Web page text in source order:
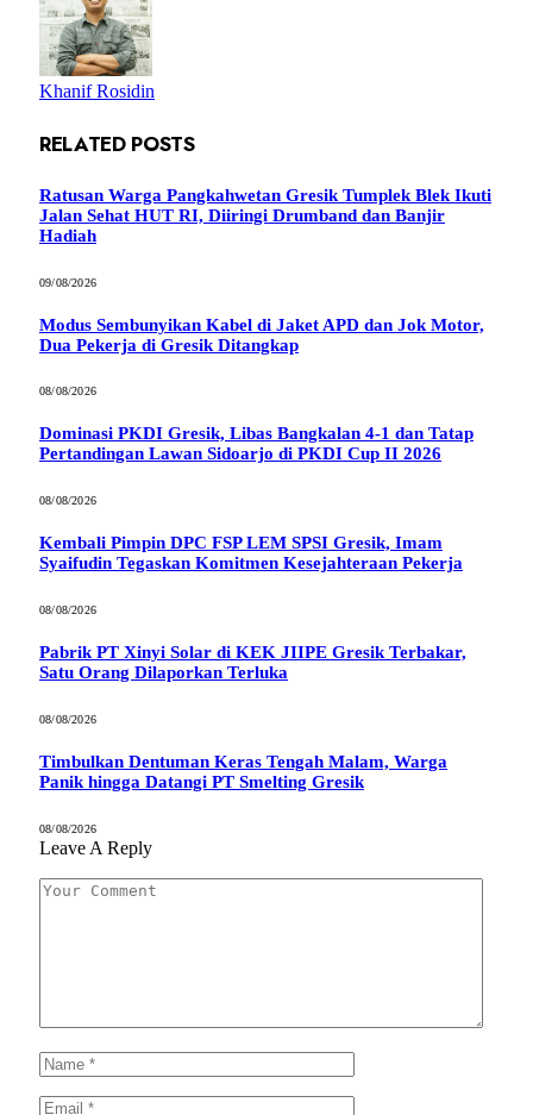
Khanif Rosidin
RELATED POSTS
Ratusan Warga Pangkahwetan Gresik Tumplek Blek Ikuti
Jalan Sehat HUT RI, Diiringi Drumband dan Banjir
Hadiah
09/08/2026
Modus Sembunyikan Kabel di Jaket APD dan Jok Motor,
Dua Pekerja di Gresik Ditangkap
08/08/2026
Dominasi PKDI Gresik, Libas Bangkalan 4-1 dan Tatap
Pertandingan Lawan Sidoarjo di PKDI Cup II 2026
08/08/2026
Kembali Pimpin DPC FSP LEM SPSI Gresik, Imam
Syaifudin Tegaskan Komitmen Kesejahteraan Pekerja
08/08/2026
Pabrik PT Xinyi Solar di KEK JIIPE Gresik Terbakar,
Satu Orang Dilaporkan Terluka
08/08/2026
Timbulkan Dentuman Keras Tengah Malam, Warga
Panik hingga Datangi PT Smelting Gresik
08/08/2026
Leave A Reply